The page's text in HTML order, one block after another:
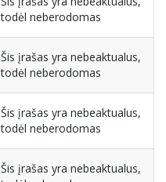
todėl neberodomas
Šis įrašas yra nebeaktualus,
todėl neberodomas
Šis įrašas yra nebeaktualus,
todėl neberodomas
Šis įrašas yra nebeaktualus,